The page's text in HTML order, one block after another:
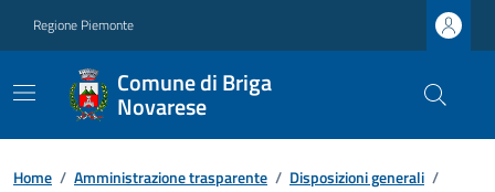
Regione Piemonte
Comune di Briga
Novarese
Home / Amministrazione trasparente / Disposizioni generali /